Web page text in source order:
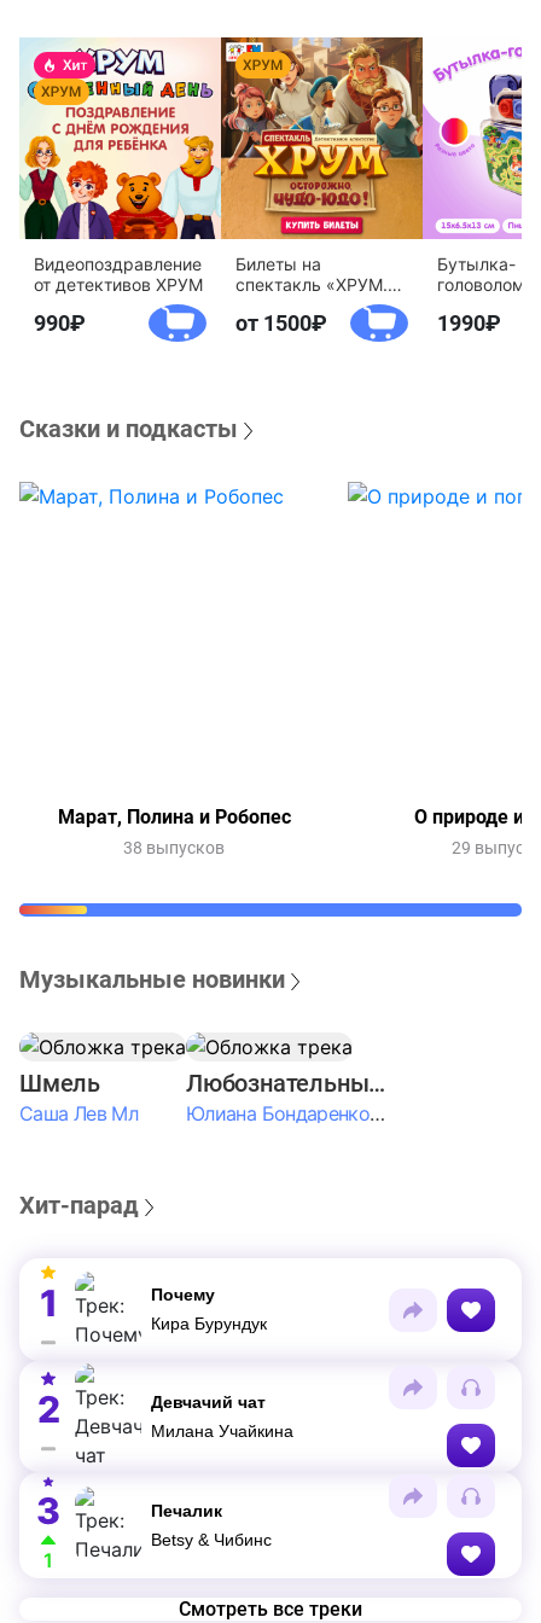
Видеопоздравление
от детективов ХРУМ
990
Билеты на
спектакль «ХРУМ.
Осторожно, Чудо-
Юдо!»
от 1500
Бутылка-
агентство
1990
Сказки и подкасты
Марат, Полина и Робопес
38 выпусков
О природе и
29
Музыкальные новинки
Шмель
Саша Лев Мл
Любознательные Дети
Юлиана Бондаренко & Амелия Колпакова & Егор Егоров & Валерия Шевченко & Ксюша Косичкина
Хит-парад
1
Почему
Кира Бурундук
2
Девчачий чат
Милана Учайкина
3
1
Печалик
Betsy & Чибинс
Смотреть все треки